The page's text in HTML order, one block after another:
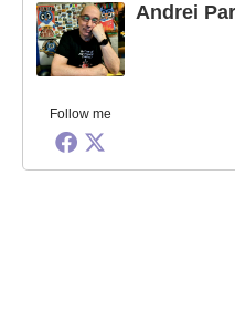
Follow me
Andrei